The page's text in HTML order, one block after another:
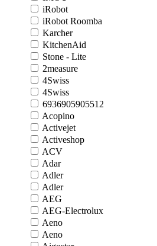
iRobot
iRobot Roomba
Karcher
KitchenAid
Stone - Lite
2measure
4Swiss
4Swiss
6936905905512
Acopino
Activejet
Activeshop
ACV
Adar
Adler
Adler
AEG
AEG-Electrolux
Aeno
Aeno